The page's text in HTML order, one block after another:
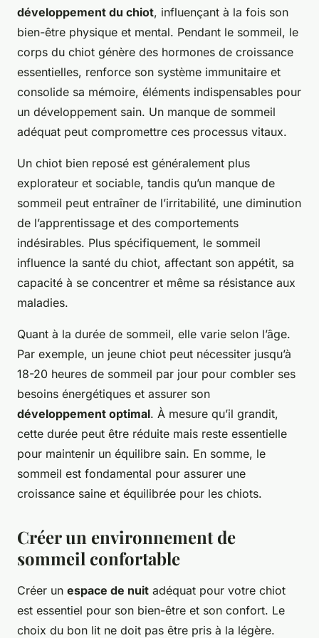
développement du chiot, influençant à la fois son
bien-être physique et mental. Pendant le sommeil, le
corps du chiot génère des hormones de croissance
essentielles, renforce son système immunitaire et
consolide sa mémoire, éléments indispensables pour
un développement sain. Un manque de sommeil
adéquat peut compromettre ces processus vitaux.
Un chiot bien reposé est généralement plus
explorateur et sociable, tandis qu’un manque de
sommeil peut entraîner de l’irritabilité, une diminution
de l’apprentissage et des comportements
indésirables. Plus spécifiquement, le sommeil
influence la santé du chiot, affectant son appétit, sa
capacité à se concentrer et même sa résistance aux
maladies.
Quant à la durée de sommeil, elle varie selon l’âge.
Par exemple, un jeune chiot peut nécessiter jusqu’à
18-20 heures de sommeil par jour pour combler ses
besoins énergétiques et assurer son
développement optimal. À mesure qu’il grandit,
cette durée peut être réduite mais reste essentielle
pour maintenir un équilibre sain. En somme, le
sommeil est fondamental pour assurer une
croissance saine et équilibrée pour les chiots.
Créer un environnement de
sommeil confortable
Créer un espace de nuit adéquat pour votre chiot
est essentiel pour son bien-être et son confort. Le
choix du bon lit ne doit pas être pris à la légère.